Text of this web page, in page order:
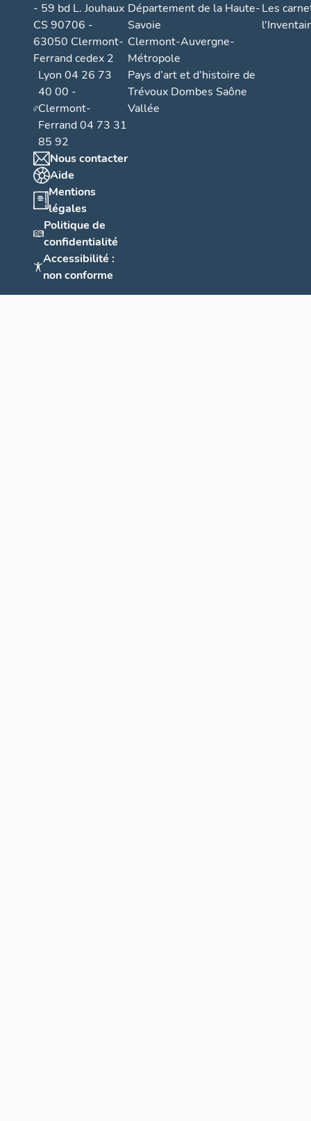
- 59 bd L. Jouhaux
CS 90706 -
63050 Clermont-
Ferrand cedex 2
Lyon 04 26 73
40 00 -
Clermont-
Ferrand 04 73 31
85 92
Nous contacter
Aide
Mentions
légales
Politique de
confidentialité
Accessibilité :
non conforme
Département de la Haute-
Savoie
Clermont-Auvergne-
Métropole
Pays d’art et d’histoire de
Trévoux Dombes Saône
Vallée
Les